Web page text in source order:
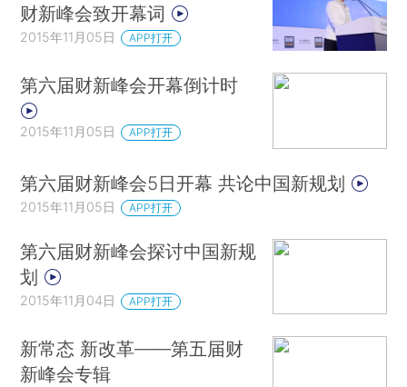
财新峰会致开幕词
2015年11月05日 APP打开
第六届财新峰会开幕倒计时
2015年11月05日 APP打开
第六届财新峰会5日开幕 共论中国新规划
2015年11月05日 APP打开
第六届财新峰会探讨中国新规
划
2015年11月04日 APP打开
新常态 新改革——第五届财
新峰会专辑